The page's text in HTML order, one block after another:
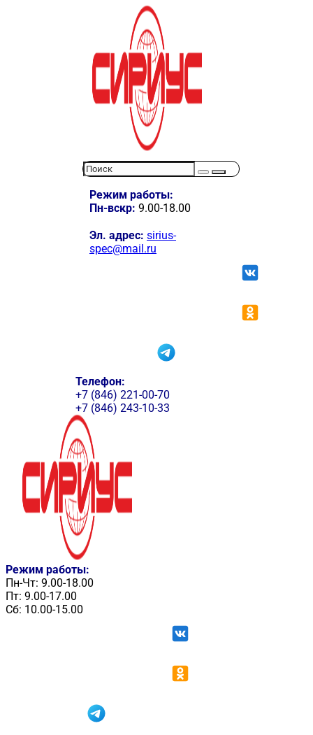
Режим работы:
Пн-вскр: 9.00-18.00
Эл. адрес: sirius-
spec@mail.ru
Телефон:
+7 (846) 221-00-70
+7 (846) 243-10-33
Режим работы:
Пн-Чт: 9.00-18.00
Пт: 9.00-17.00
Сб: 10.00-15.00